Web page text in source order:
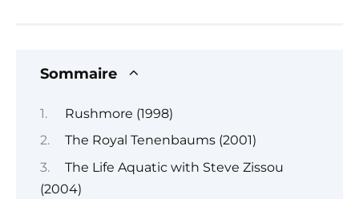
Sommaire
Rushmore (1998)
The Royal Tenenbaums (2001)
The Life Aquatic with Steve Zissou
(2004)